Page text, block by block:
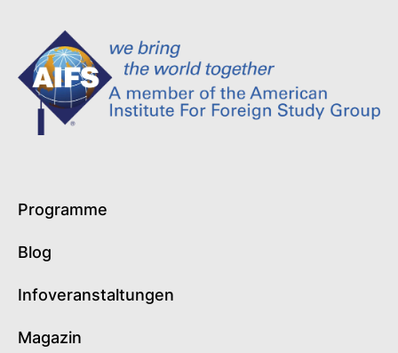
Programme
Blog
Infoveranstaltungen
Magazin